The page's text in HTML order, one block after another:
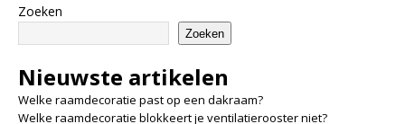
Zoeken
Zoeken
Nieuwste artikelen
Welke raamdecoratie past op een dakraam?
Welke raamdecoratie blokkeert je ventilatierooster niet?